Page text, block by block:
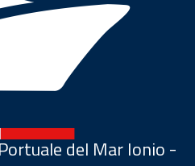
del Mar Ionio -